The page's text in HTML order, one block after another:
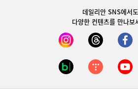
데일리안 SNS에서도
다양한 컨텐츠를 만나보